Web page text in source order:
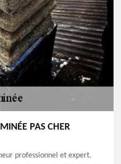
PAS CHER
professionnel et expert.